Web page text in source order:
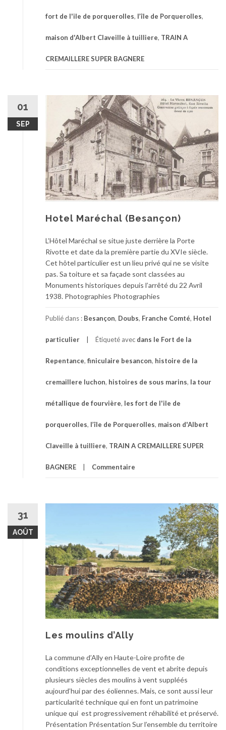
fort de l'ile de porquerolles, l’île de Porquerolles,
maison d'Albert Claveille à tuilliere, TRAIN A
CREMAILLERE SUPER BAGNERE
01
SEP
Hotel Maréchal (Besançon)
L’Hôtel Maréchal se situe juste derrière la Porte
Rivotte et date da la première partie du XVIe siècle.
Cet hôtel particulier est un lieu privé qui ne se visite
pas. Sa toiture et sa façade sont classées au
Monuments historiques depuis l’arrêté du 22 Avril
1938. Photographies Photographies
Publié dans : Besançon, Doubs, Franche Comté, Hotel
particulier Étiqueté avec dans le Fort de la
Repentance, finiculaire besancon, histoire de la
cremaillere luchon, histoires de sous marins, la tour
métallique de fourvière, les fort de l'ile de
porquerolles, l’île de Porquerolles, maison d'Albert
Claveille à tuilliere, TRAIN A CREMAILLERE SUPER
BAGNERE Commentaire
31
AOÛT
Les moulins d’Ally
La commune d’Ally en Haute-Loire profite de
conditions exceptionnelles de vent et abrite depuis
plusieurs siècles des moulins à vent suppléés
aujourd’hui par des éoliennes. Mais, ce sont aussi leur
particularité technique qui en font un patrimoine
unique qui est progressivement réhabilité et préservé.
Présentation Présentation Sur l’ensemble du territoire